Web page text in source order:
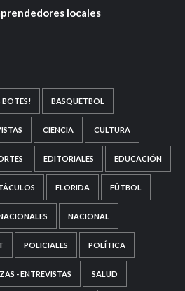
locales
BOTES! BASQUETBOL
CIENCIA CULTURA
EDITORIALES EDUCACIÓN
FLORIDA FÚTBOL
NACIONAL
POLICIALES POLÍTICA
- ENTREVISTAS SALUD